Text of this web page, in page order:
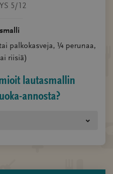
5/12
palkokasveja, ¼ perunaa,
riisiä)
lautasmallin
annosta?